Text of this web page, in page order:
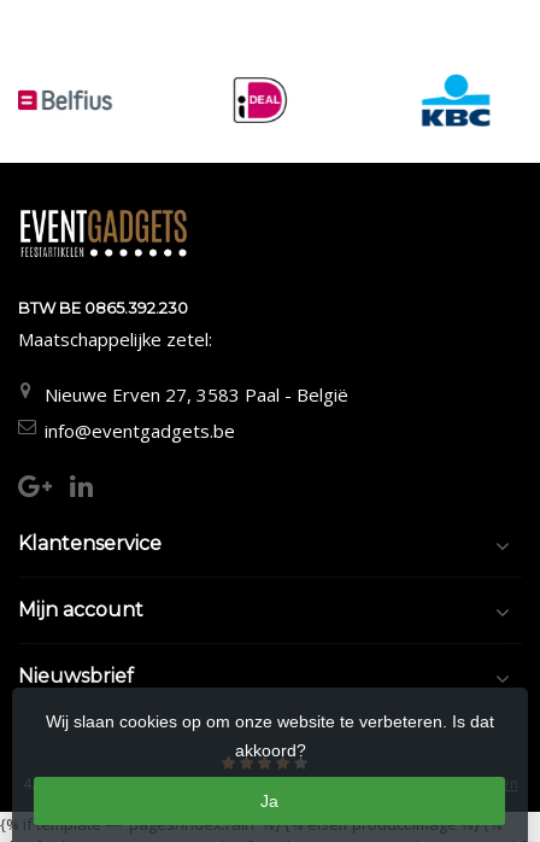
BTW BE 0865.392.230
Maatschappelijke zetel:
Nieuwe Erven 27, 3583 Paal - België
info@eventgadgets.be
Klantenservice
Mijn account
Nieuwsbrief
4.5/5sterren op basis van9/10beoordelingen.Lees 9/10 beoordelingen
{% if template == 'pages/index.rain' %}{% elseif product.image %}{%
Wij slaan cookies op om onze website te verbeteren. Is dat
akkoord?
Ja